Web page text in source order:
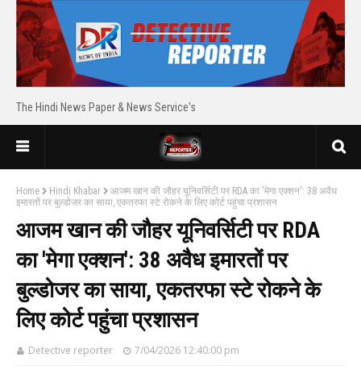
The Hindi News Paper & News Service's
Home Hindi Khabar
आजम खान की जौहर यूनिवर्सिटी पर RDA का 'मेगा एक्शन': 38 अवैध
इमारतों पर बुल्डोजर का साया, एकतरफा स्टे रोकने के लिए कोर्ट पहुंचा प्रशासन
आजम खान की जौहर यूनिवर्सिटी पर RDA
का 'मेगा एक्शन': 38 अवैध इमारतों पर
बुल्डोजर का साया, एकतरफा स्टे रोकने के
लिए कोर्ट पहुंचा प्रशासन
Detective reporter 7/04/2026 12:40:00 pm